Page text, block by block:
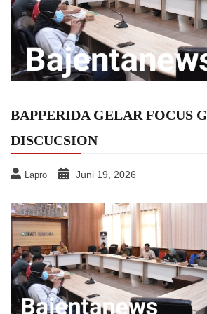
BAPPERIDA GELAR FOCUS
DISCUCSION
Lapro Juni 19, 2026